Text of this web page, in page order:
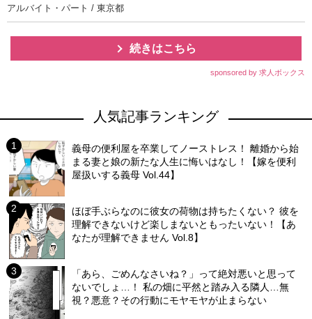
アルバイト・パート / 東京都
続きはこちら
sponsored by 求人ボックス
人気記事ランキング
義母の便利屋を卒業してノーストレス！ 離婚から始
まる妻と娘の新たな人生に悔いはなし！【嫁を便利
屋扱いする義母 Vol.44】
ほぼ手ぶらなのに彼女の荷物は持ちたくない？ 彼を
理解できないけど楽しまないともったいない！【あ
なたが理解できません Vol.8】
「あら、ごめんなさいね？」って絶対悪いと思って
ないでしょ…！ 私の畑に平然と踏み入る隣人…無
視？悪意？その行動にモヤモヤが止まらない